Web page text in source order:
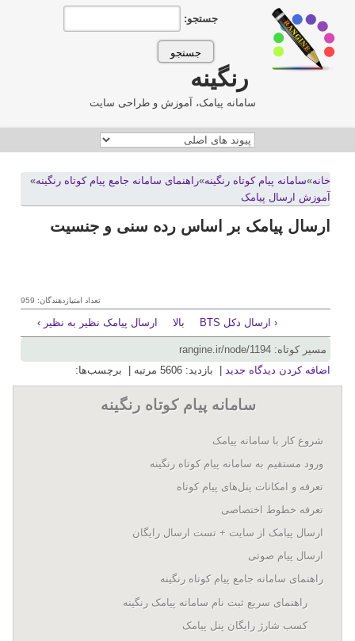
جستجو:
رنگینه
سامانه پیامک، آموزش و طراحی سایت
خانه»سامانه پيام کوتاه رنگينه»راهنمای سامانه جامع پیام کوتاه رنگینه»
آموزش ارسال پیامک
ارسال پیامک بر اساس رده سنی و جنسیت
تعداد امتیازدهندگان: 959
‹ ارسال دکل BTS بالا ارسال پیامک نظیر به نظیر ›
مسیر کوتاه: rangine.ir/node/1194
اضافه کردن دیدگاه جدید
| بازدید: 5606 مرتبه | برچسب‌ها:
سامانه پيام کوتاه رنگينه
شروع کار با سامانه پيامک
ورود مستقیم به سامانه پیام کوتاه رنگینه
تعرفه و امکانات پنل‌های پيام کوتاه
تعرفه خطوط اختصاصی
ارسال پيامک از سايت + تست ارسال رایگان
ارسال پیام صوتی
راهنمای سامانه جامع پیام کوتاه رنگینه
راهنمای سریع ثبت نام سامانه پیامک رنگینه
کسب شارژ رایگان پنل پیامک